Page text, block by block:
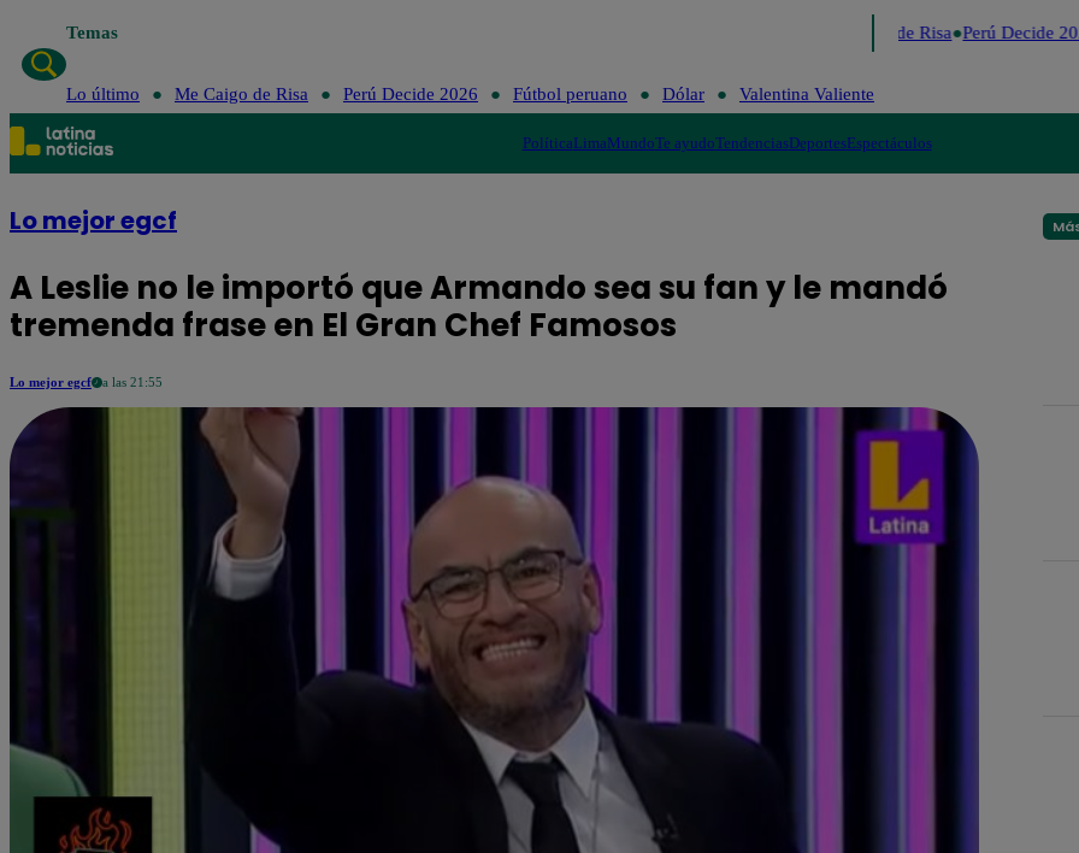
Temas Me Caigo de Risa Perú Decide
Lo último Me Caigo de Risa Perú Decide 2026 Fútbol peruano Dólar Valentina Valiente
PolíticaLimaMundoTe ayudoTendenciasDeportesEspectáculos
Lo mejor egcf
A Leslie no le importó que Armando sea su fan y le mandó
tremenda frase en El Gran Chef Famosos
Lo mejor egcf a las 21:55